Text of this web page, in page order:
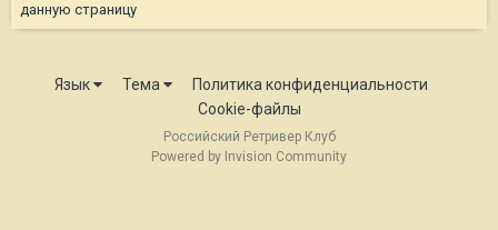
данную страницу
Язык Тема
Политика конфиденциальности
Cookie-файлы
Российский Ретривер Клуб
Powered by Invision Community